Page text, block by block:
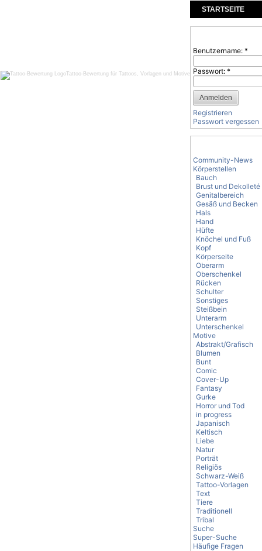
Tattoo-Bewertung für Tattoos, Vorlagen und Motive
STARTSEITE
KOMMENTARE
Benutzername: *
Passwort: *
Registrieren
Passwort vergessen
Community-News
Körperstellen
Bauch
Brust und Dekolleté
Genitalbereich
Gesäß und Becken
Hals
Hand
Hüfte
Knöchel und Fuß
Kopf
Körperseite
Oberarm
Oberschenkel
Rücken
Schulter
Sonstiges
Steißbein
Unterarm
Unterschenkel
Motive
Abstrakt/Grafisch
Blumen
Bunt
Comic
Cover-Up
Fantasy
Gurke
Horror und Tod
in progress
Japanisch
Keltisch
Liebe
Natur
Porträt
Religiös
Schwarz-Weiß
Tattoo-Vorlagen
Text
Tiere
Traditionell
Tribal
Suche
Super-Suche
Häufige Fragen